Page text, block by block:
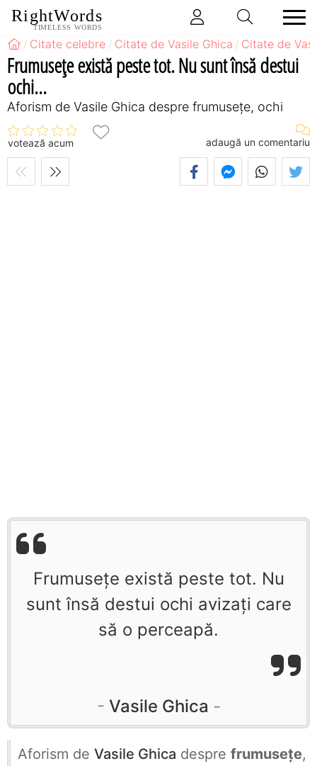
RightWords
TIMELESS WORDS
Citate celebre Citate de Vasile Ghica Citate de
Frumuseţe există peste tot. Nu sunt însă destui
ochi...
Aforism de Vasile Ghica despre frumusețe, ochi
votează acum adaugă un comentariu
Frumuseţe există peste tot. Nu
sunt însă destui ochi avizaţi care
să o perceapă.
Vasile Ghica
Aforism de Vasile Ghica despre frumusețe,